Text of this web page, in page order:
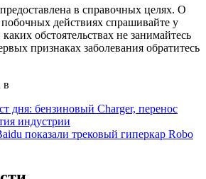
в справочных целях. О
действиях спрашивайте у
обстоятельствах не занимайтесь
признаках заболевания обратитесь
в
дня: бензиновый Charger, перенос
индустрии
показали трековый гиперкар Robo